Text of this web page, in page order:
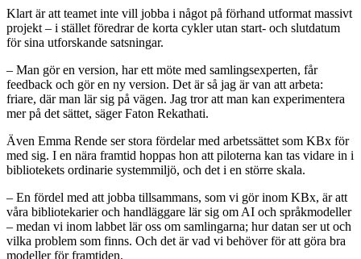
Klart är att teamet inte vill jobba i något på förhand utformat massivt
projekt – i stället föredrar de korta cykler utan start- och slutdatum
för sina utforskande satsningar.
– Man gör en version, har ett möte med samlingsexperten, får
feedback och gör en ny version. Det är så jag är van att arbeta:
friare, där man lär sig på vägen. Jag tror att man kan experimentera
mer på det sättet, säger Faton Rekathati.
Även Emma Rende ser stora fördelar med arbetssättet som KBx för
med sig. I en nära framtid hoppas hon att piloterna kan tas vidare in i
bibliotekets ordinarie systemmiljö, och det i en större skala.
– En fördel med att jobba tillsammans, som vi gör inom KBx, är att
våra bibliotekarier och handläggare lär sig om AI och språkmodeller
– medan vi inom labbet lär oss om samlingarna; hur datan ser ut och
vilka problem som finns. Och det är vad vi behöver för att göra bra
modeller för framtiden.